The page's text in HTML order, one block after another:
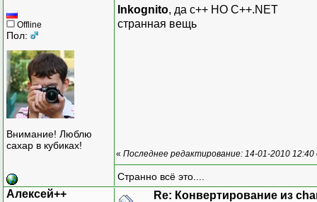
Offline
Пол:
Внимание! Люблю
сахар в кубиках!
Inkognito, да с++ НО C++.NET
странная вещь
« Последнее редактирование: 14-01-2010
Странно всё это....
Алексей++ Re: Конвертирование из